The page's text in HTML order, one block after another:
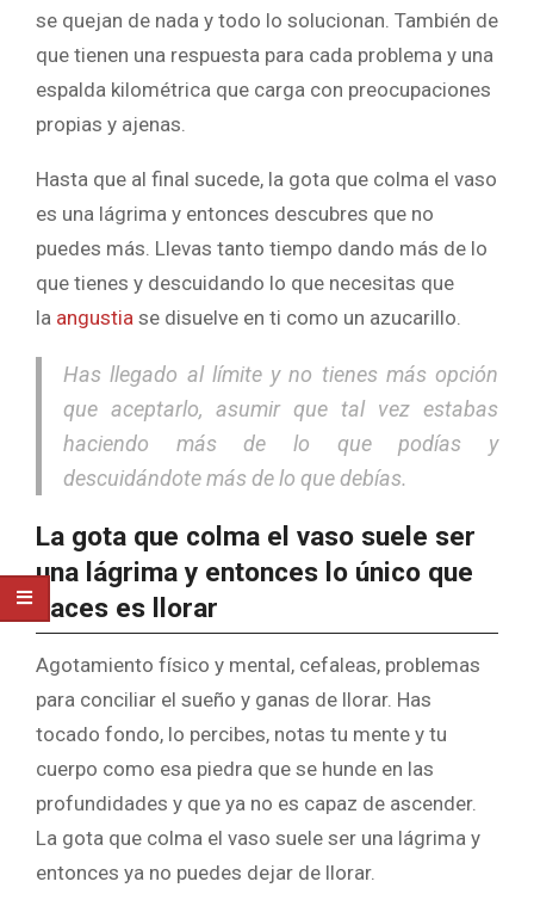
se quejan de nada y todo lo solucionan. También de
que tienen una respuesta para cada problema y una
espalda kilométrica que carga con preocupaciones
propias y ajenas.
Hasta que al final sucede, la gota que colma el vaso
es una lágrima y entonces descubres que no
puedes más. Llevas tanto tiempo dando más de lo
que tienes y descuidando lo que necesitas que
la angustia se disuelve en ti como un azucarillo.
Has llegado al límite y no tienes más opción
que aceptarlo, asumir que tal vez estabas
haciendo más de lo que podías y
descuidándote más de lo que debías.
La gota que colma el vaso suele ser
una lágrima y entonces lo único que
haces es llorar
Agotamiento físico y mental, cefaleas, problemas
para conciliar el sueño y ganas de llorar. Has
tocado fondo, lo percibes, notas tu mente y tu
cuerpo como esa piedra que se hunde en las
profundidades y que ya no es capaz de ascender.
La gota que colma el vaso suele ser una lágrima y
entonces ya no puedes dejar de llorar.